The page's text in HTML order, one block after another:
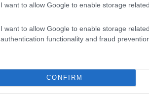
I want to allow Google to enable storage
I want to allow Google to enable storage
authentication functionality and fraud
CONFIRM
Link másolása Email küldés